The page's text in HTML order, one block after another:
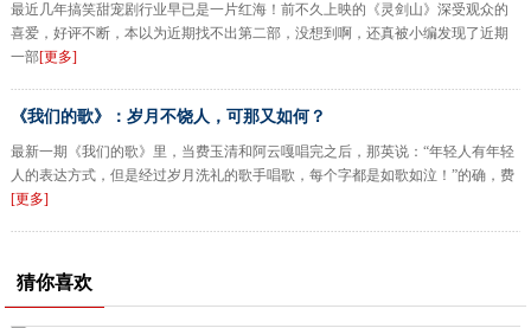
最近几年搞笑甜宠剧行业早已是一片红海！前不久上映的《灵剑山》深受观众的
喜爱，好评不断，本以为近期找不出第二部，没想到啊，还真被小编发现了近期
一部[更多]
《我们的歌》：岁月不饶人，可那又如何？
最新一期《我们的歌》里，当费玉清和阿云嘎唱完之后，那英说：“年轻人有年轻
人的表达方式，但是经过岁月洗礼的歌手唱歌，每个字都是如歌如泣！”的确，费
[更多]
猜你喜欢